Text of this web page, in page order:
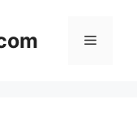
Menu